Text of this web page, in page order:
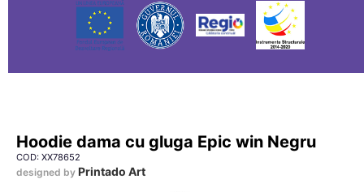
Hoodie dama cu gluga Epic win Negru
COD: XX78652
designed by Printado Art